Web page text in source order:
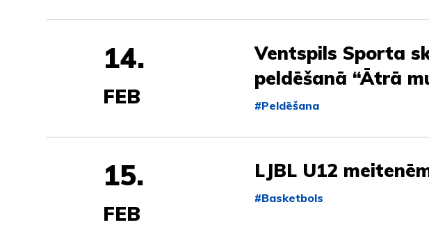
14.
FEB
Ventspils Sporta
peldēšanā “Ātrā
#Peldēšana
15.
FEB
LJBL U12
#Basketbols